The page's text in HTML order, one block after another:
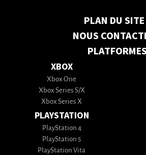
PLAN DU SITE
NOUS
PLATFORMES
XBOX
Xbox One
Xbox Series S/X
Xbox Series X
PLAYSTATION
PlayStation 4
PlayStation 5
PlayStation Vita